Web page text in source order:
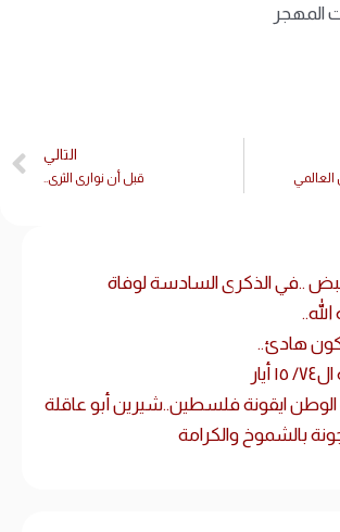
..في الذكرى السادسة لوفاة
هادئ..
أيار
ايقونة فلسطين..شيرين أبو عاقلة
بالشموخ والكرامة
المهجر
التالي
قبل أن نوارى الثرى..